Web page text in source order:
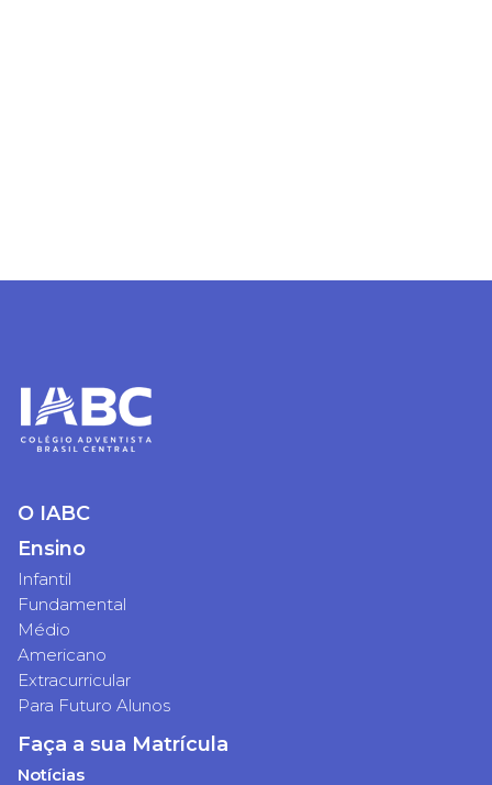
O IABC
Ensino
Infantil
Fundamental
Médio
Americano
Extracurricular
Para Futuro Alunos
Faça a sua Matrícula
Notícias